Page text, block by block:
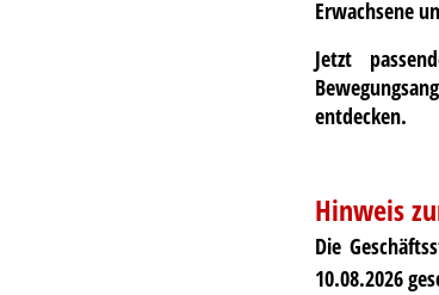
Erwachsene
Jetzt
entdecken.
Hinweis
Die
10.08.2026